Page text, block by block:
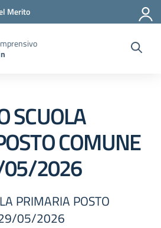
Merito
SCUOLA
COMUNE
05/2026
PRIMARIA POSTO
29/05/2026